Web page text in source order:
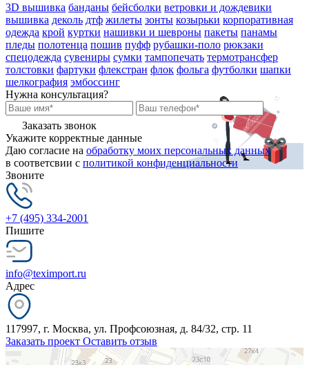
3D вышивка банданы бейсболки ветровки и дождевики
вышивка деколь дтф жилеты зонты козырьки корпоративная
одежда крой куртки нашивки и шевроны пакеты панамы
пледы полотенца пошив пуфф рубашки-поло рюкзаки
спецодежда сувениры сумки тампопечать термотрансфер
толстовки фартуки флекстран флок фольга футболки шапки
шелкография эмбоссинг
Нужна консультация?
Заказать звонок
Укажите корректные данные
Даю согласие на обработку моих персональных данных
в соответсвии с политикой конфиденциальности
Звоните
+7 (495) 334-2001
Пишите
info@teximport.ru
Адрес
117997, г. Москва, ул. Профсоюзная, д. 84/32, стр. 11
Заказать проект Оставить отзыв